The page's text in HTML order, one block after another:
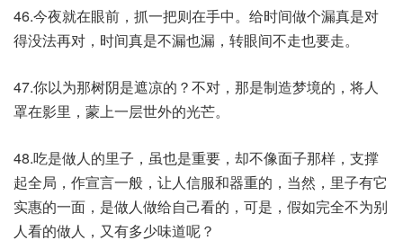
46.今夜就在眼前，抓一把则在手中。给时间做个漏真是对
得没法再对，时间真是不漏也漏，转眼间不走也要走。
47.你以为那树阴是遮凉的？不对，那是制造梦境的，将人
罩在影里，蒙上一层世外的光芒。
48.吃是做人的里子，虽也是重要，却不像面子那样，支撑
起全局，作宣言一般，让人信服和器重的，当然，里子有它
实惠的一面，是做人做给自己看的，可是，假如完全不为别
人看的做人，又有多少味道呢？